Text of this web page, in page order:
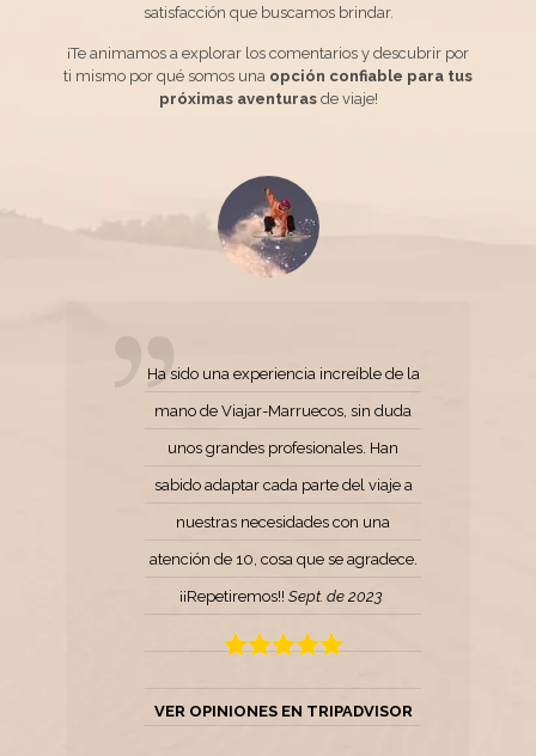
satisfacción que buscamos brindar.
¡Te animamos a explorar los comentarios y descubrir por
ti mismo por qué somos una opción confiable para tus
próximas aventurasde viaje!
Ha sido una experiencia increíble de la
mano de Viajar-Marruecos, sin duda
unos grandes profesionales. Han
sabido adaptar cada parte del viaje a
nuestras necesidades con una
atención de 10, cosa que se agradece.
¡¡Repetiremos!! Sept. de 2023
VER OPINIONES EN TRIPADVISOR